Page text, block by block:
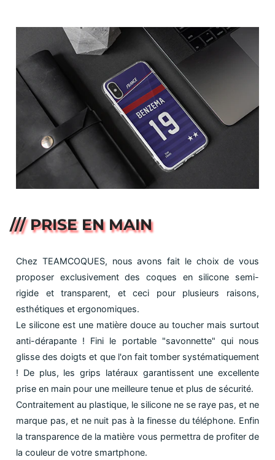
/// PRISE EN MAIN
Chez TEAMCOQUES, nous avons fait le choix de vous
proposer exclusivement des coques en silicone semi-
rigide et transparent, et ceci pour plusieurs raisons,
esthétiques et ergonomiques.
Le silicone est une matière douce au toucher mais surtout
anti-dérapante ! Fini le portable "savonnette" qui nous
glisse des doigts et que l'on fait tomber systématiquement
! De plus, les grips latéraux garantissent une excellente
prise en main pour une meilleure tenue et plus de sécurité.
Contraitement au plastique, le silicone ne se raye pas, et ne
marque pas, et ne nuit pas à la finesse du téléphone. Enfin
la transparence de la matière vous permettra de profiter de
la couleur de votre smartphone.